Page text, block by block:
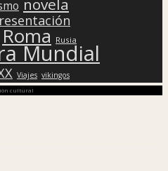
novela
Roma Rusia
Mundial
Viajes vikingos
cultural